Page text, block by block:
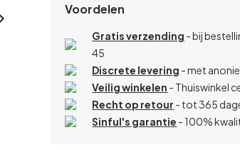
Voordelen
Gratis verzending - bij
45
Discrete levering - met
Veilig winkelen - Thuiswinkel
Recht op retour - tot 365
Sinful's garantie - 100%